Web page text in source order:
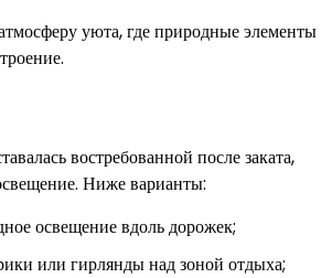
уюта, где природные элементы
востребованной после заката,
Ниже варианты:
освещение вдоль дорожек;
или гирлянды над зоной отдыха;